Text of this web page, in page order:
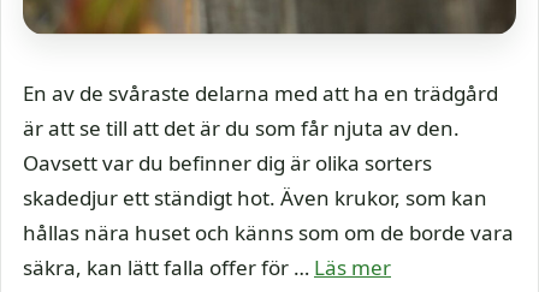
En av de svåraste delarna med att ha en trädgård
är att se till att det är du som får njuta av den.
Oavsett var du befinner dig är olika sorters
skadedjur ett ständigt hot. Även krukor, som kan
hållas nära huset och känns som om de borde vara
säkra, kan lätt falla offer för … Läs mer